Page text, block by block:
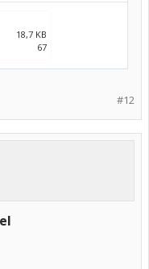
18,7 KB
67
#12